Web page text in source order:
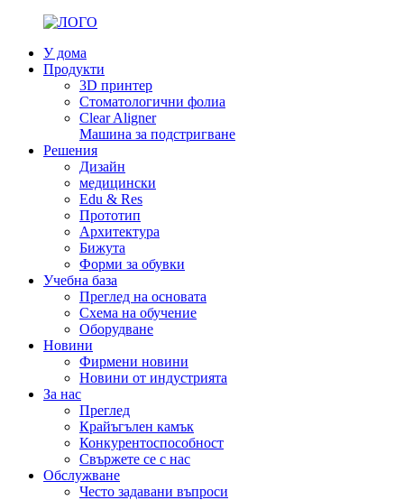
У дома
Продукти
3D принтер
Стоматологични фолиа
Clear Aligner
Машина за подстригване
Решения
Дизайн
медицински
Edu & Res
Прототип
Архитектура
Бижута
Форми за обувки
Учебна база
Преглед на основата
Схема на обучение
Оборудване
Новини
Фирмени новини
Новини от индустрията
За нас
Преглед
Крайъгълен камък
Конкурентоспособност
Свържете се с нас
Обслужване
Често задавани въпроси